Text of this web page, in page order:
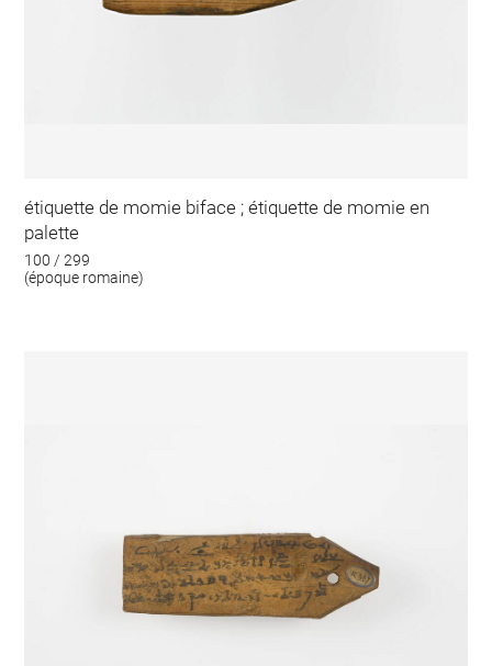
étiquette de momie biface ; étiquette de momie en
palette
100 / 299
(époque romaine)